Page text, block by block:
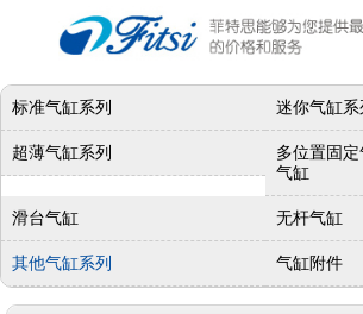
标准气缸系列 迷你气缸系
超薄气缸系列
多位置固
气缸
滑台气缸 无杆气缸
其他气缸系列 气缸附件